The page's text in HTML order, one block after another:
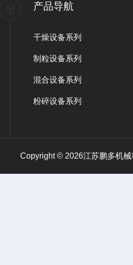
产品导航
干燥设备系列
制粒设备系列
混合设备系列
粉碎设备系列
Copyright © 2026江苏鹏多机